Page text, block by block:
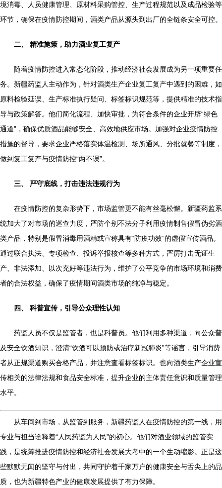
境消毒、人员健康管理、原材料采购管控、生产过程规范以及成品检验等
环节，确保在疫情防控期间，酒类产品从源头到出厂的全链条安全可控。
二、 精准施策，助力酒业复工复产
随着疫情防控进入常态化阶段，推动经济社会发展成为另一项重要任
务。新疆药监人主动作为，针对酒类生产企业复工复产中遇到的困难，如
原料检验延误、生产标准执行疑问、标签标识规范等，提供精准的技术指
导与政策解答。他们简化流程、加快审批，为符合条件的企业开辟“绿色
通道”，确保优质酒品能够安全、高效地供应市场。加强对企业疫情防控
措施的督导，要求企业严格落实体温检测、场所通风、分批就餐等制度，
做到复工复产与疫情防控“两不误”。
三、 严守底线，打击违法违规行为
在疫情防控的复杂形势下，市场监管更不能有丝毫松懈。新疆药监系
统加大了对市场的巡查力度，严防个别不法分子利用疫情制售假冒伪劣酒
类产品，特别是假冒消毒用酒精或宣称具有“防疫功效”的虚假宣传酒品。
通过联合执法、专项检查、投诉举报核查等多种方式，严厉打击无证生
产、非法添加、以次充好等违法行为，维护了公平竞争的市场环境和消费
者的合法权益，确保了疫情期间酒类市场的纯净与稳定。
四、 科普宣传，引导公众理性认知
药监人员不仅是监管者，也是科普员。他们利用多种渠道，向公众普
及安全饮酒知识，澄清“饮酒可以预防或治疗新冠肺炎”等谣言，引导消费
者从正规渠道购买合格产品，并注意查看标签标识。也向酒类生产企业宣
传相关的法律法规和食品安全标准，提升企业的主体责任意识和质量管理
水平。
从车间到市场，从监管到服务，新疆药监人在疫情防控的第一线，用
专业与担当诠释着“人民药监为人民”的初心。他们对酒业领域的监管实
践，是统筹推进疫情防控和经济社会发展大考中的一个生动缩影。正是这
些默默无闻的坚守与付出，共同守护着千家万户的健康安全与舌尖上的品
质，也为新疆特色产业的健康发展提供了有力保障。